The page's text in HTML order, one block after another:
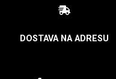
DOSTAVA NA ADRESU